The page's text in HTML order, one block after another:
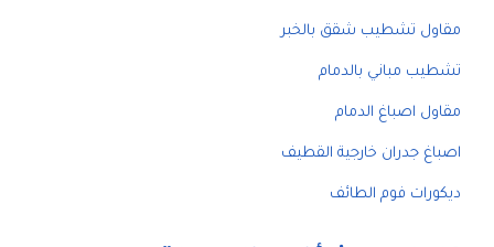
مقاول تشطيب شقق بالخبر
تشطيب مباني بالدمام
مقاول اصباغ الدمام
اصباغ جدران خارجية القطيف
ديكورات فوم الطائف